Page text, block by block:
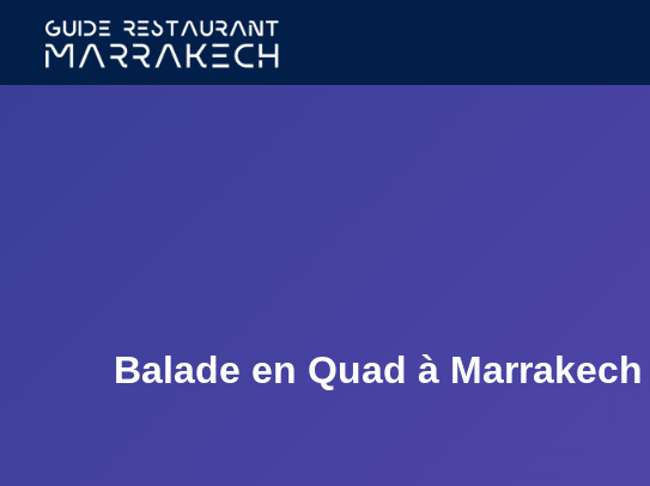
Balade en Quad à